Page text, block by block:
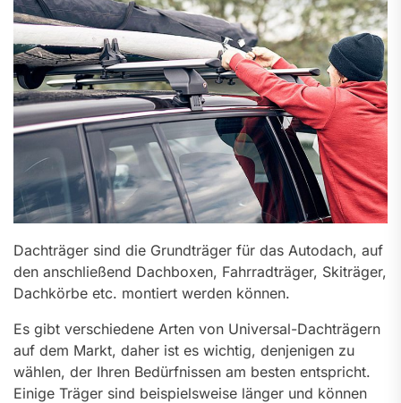
Dachträger sind die Grundträger für das Autodach, auf
den anschließend Dachboxen, Fahrradträger, Skiträger,
Dachkörbe etc. montiert werden können.
Es gibt verschiedene Arten von Universal-Dachträgern
auf dem Markt, daher ist es wichtig, denjenigen zu
wählen, der Ihren Bedürfnissen am besten entspricht.
Einige Träger sind beispielsweise länger und können